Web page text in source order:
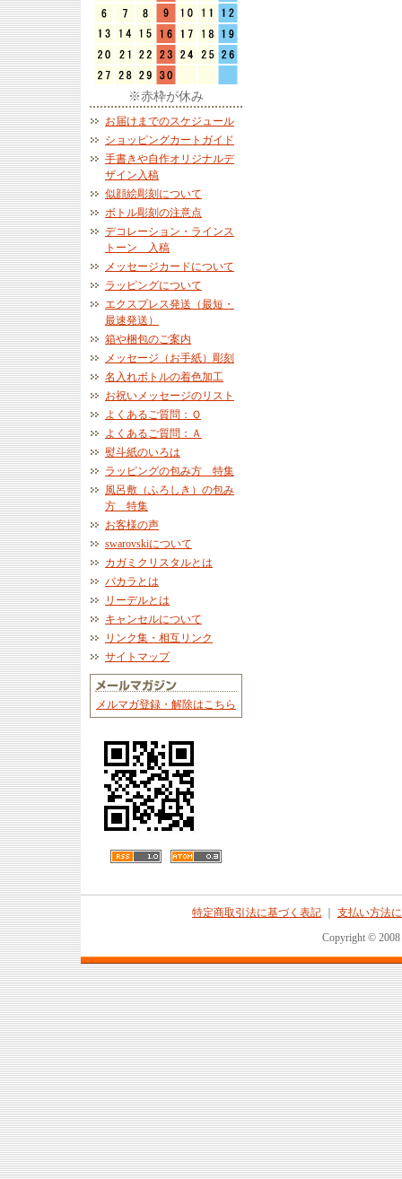
※赤枠が休み
お届けまでのスケジュール
ショッピングカートガイド
手書きや自作オリジナルデ
ザイン入稿
似顔絵彫刻について
ボトル彫刻の注意点
デコレーション・ラインス
トーン 入稿
メッセージカードについて
ラッピングについて
エクスプレス発送（最短・
最速発送）
箱や梱包のご案内
メッセージ（お手紙）彫刻
名入れボトルの着色加工
お祝いメッセージのリスト
よくあるご質問：Ｑ
よくあるご質問：Ａ
熨斗紙のいろは
ラッピングの包み方 特集
風呂敷（ふろしき）の包み
方 特集
お客様の声
swarovskiについて
カガミクリスタルとは
バカラとは
リーデルとは
キャンセルについて
リンク集・相互リンク
サイトマップ
メルマガ登録・解除はこちら
特定商取引法に基づく表記
支払い方法
Copyright © 2008